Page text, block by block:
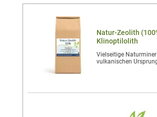
Natur-Zeolith
Klinoptilolith
Vielseitige
vulkanischen